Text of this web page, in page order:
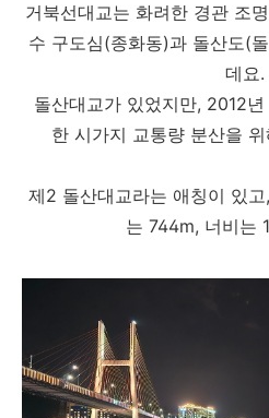
거북선대교는 화려한 경관 조
수 구도심(종화동)과 돌산도(
데요.
돌산대교가 있었지만, 2012
한 시가지 교통량 분산을
제2 돌산대교라는 애칭이 있
는 744m, 너비는